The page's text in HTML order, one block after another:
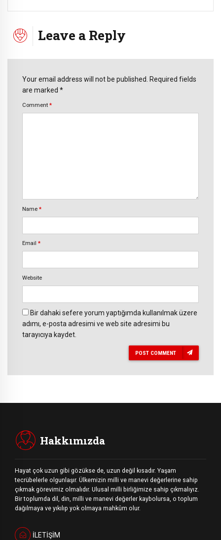
Leave a Reply
Your email address will not be published. Required fields
are marked *
Comment *
Name *
Email *
Website
Bir dahaki sefere yorum yaptığımda kullanılmak üzere
adımı, e-posta adresimi ve web site adresimi bu
tarayıcıya kaydet.
POST COMMENT
Hakkımızda
Hayat çok uzun gibi gözükse de, uzun değil kısadır. Yaşam
tecrübelerle olgunlaşır. Ülkemizin milli ve manevi değerlerine sahip
çıkmak görevimiz olmalıdır. Ulusal milli birliğimize sahip çıkmalıyız.
Bir toplumda dil, din, milli ve manevi değerler kaybolursa, o toplum
dağılmaya ve yıkılıp yok olmaya mahkûm olur.
İLETİŞİM